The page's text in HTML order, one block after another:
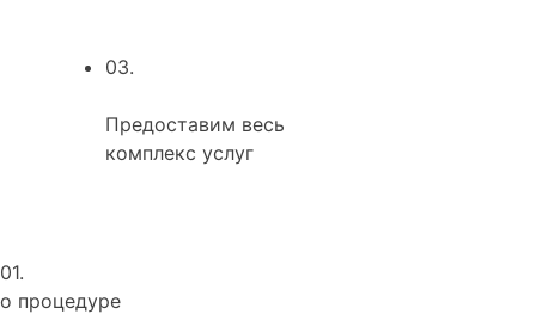
03.
Предоставим весь
комплекс услуг
01.
о процедуре